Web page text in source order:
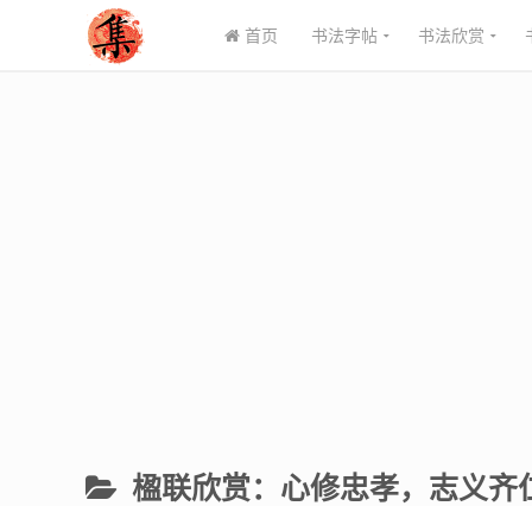
首页 书法字帖 书法欣赏
楹联欣赏：心修忠孝，志义齐